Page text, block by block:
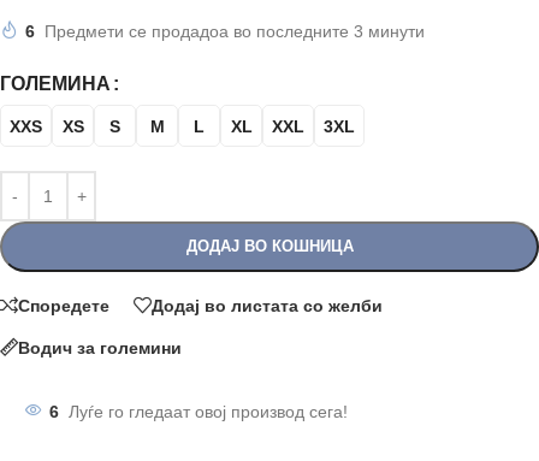
6 Предмети се продадоа во последните 3 минути
ГОЛЕМИНА
XXS XS S M L XL XXL 3XL
ДОДАЈ ВО КОШНИЦА
Споредете Додај во листата со желби
Водич за големини
6 Луѓе го гледаат овој производ сега!